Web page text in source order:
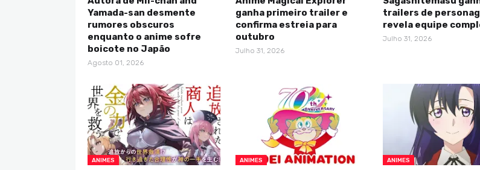
Yamada-san desmente
rumores obscuros
enquanto o anime sofre
boicote no Japão
Agosto 01, 2026
ganha primeiro trailer e
confirma estreia para
outubro
Julho 31, 2026
trailers de
revela equipe
Julho 31, 2026
ANIMES ANIMES ANIMES